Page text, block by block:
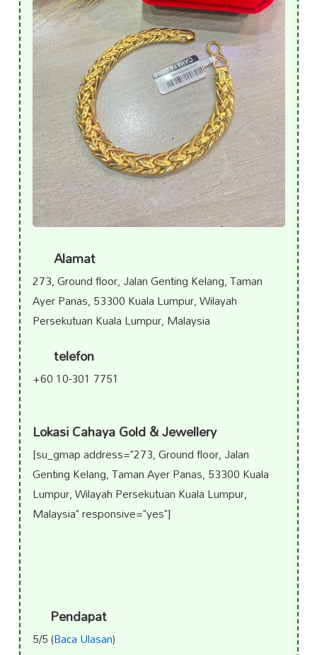
Alamat
273, Ground floor, Jalan Genting Kelang, Taman
Ayer Panas, 53300 Kuala Lumpur, Wilayah
Persekutuan Kuala Lumpur, Malaysia
telefon
+60 10-301 7751
Lokasi Cahaya Gold & Jewellery
[su_gmap address="273, Ground floor, Jalan
Genting Kelang, Taman Ayer Panas, 53300 Kuala
Lumpur, Wilayah Persekutuan Kuala Lumpur,
Malaysia" responsive="yes"]
Pendapat
5/5 (Baca Ulasan)